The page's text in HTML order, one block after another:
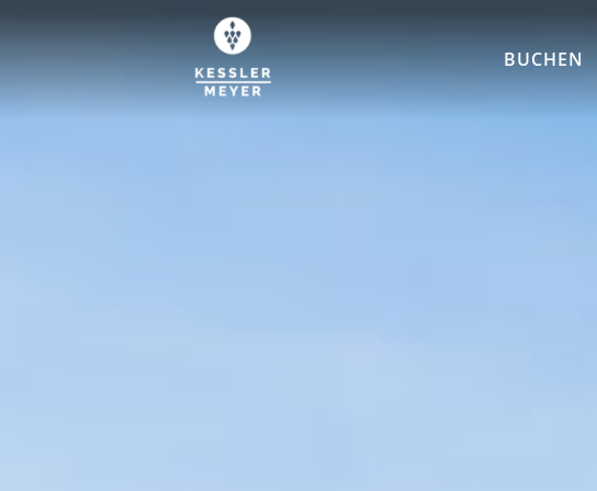
BUCHEN